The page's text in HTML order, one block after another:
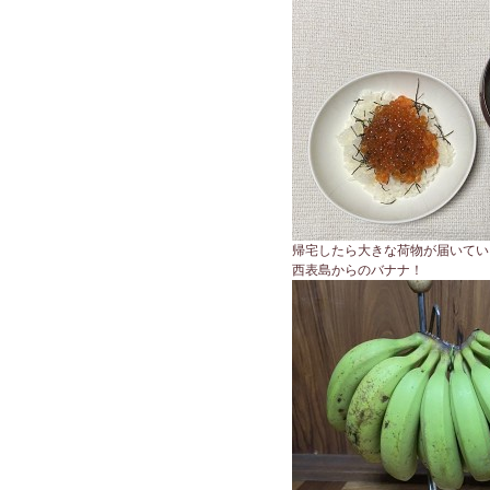
帰宅したら大きな荷物が届いて
西表島からのバナナ！